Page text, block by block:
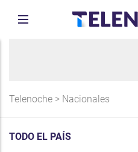
Telenoche > Nacionales
TODO EL PAÍS